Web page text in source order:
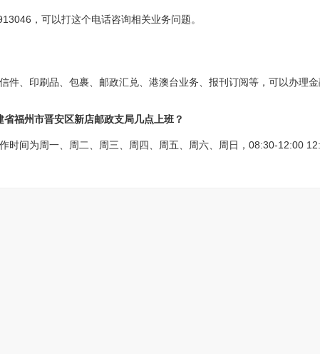
，可以打这个电话咨询相关业务问题。
件、印刷品、包裹、邮政汇兑、港澳台业务、报刊订阅等，可以办理金
福州市晋安区新店邮政支局几点上班？
时间为周一、周二、周三、周四、周五、周六、周日，08:30-12:00